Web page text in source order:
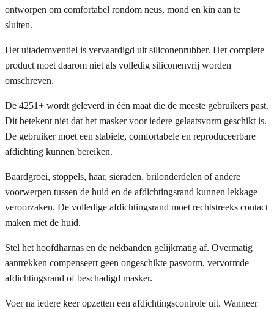
ontworpen om comfortabel rondom neus, mond en kin aan te
sluiten.
Het uitademventiel is vervaardigd uit siliconenrubber. Het complete
product moet daarom niet als volledig siliconenvrij worden
omschreven.
De 4251+ wordt geleverd in één maat die de meeste gebruikers past.
Dit betekent niet dat het masker voor iedere gelaatsvorm geschikt is.
De gebruiker moet een stabiele, comfortabele en reproduceerbare
afdichting kunnen bereiken.
Baardgroei, stoppels, haar, sieraden, brilonderdelen of andere
voorwerpen tussen de huid en de afdichtingsrand kunnen lekkage
veroorzaken. De volledige afdichtingsrand moet rechtstreeks contact
maken met de huid.
Stel het hoofdharnas en de nekbanden gelijkmatig af. Overmatig
aantrekken compenseert geen ongeschikte pasvorm, vervormde
afdichtingsrand of beschadigd masker.
Voer na iedere keer opzetten een afdichtingscontrole uit. Wanneer